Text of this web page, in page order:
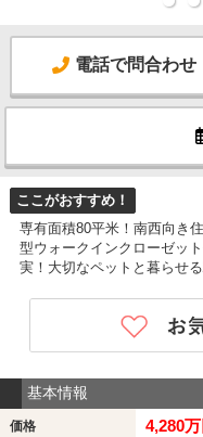
電話で問合わせ
ここがおすすめ！
専有面積80平米！南西向き
型ウォークインクローゼッ
実！大切なペットと暮らせ
基本情報
価格 4,280万